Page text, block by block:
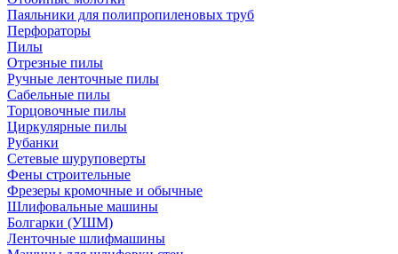
Паяльники для полипропиленовых труб
Перфораторы
Пилы
Отрезные пилы
Ручные ленточные пилы
Сабельные пилы
Торцовочные пилы
Циркулярные пилы
Рубанки
Сетевые шуруповерты
Фены строительные
Фрезеры кромочные и обычные
Шлифовальные машины
Болгарки (УШМ)
Ленточные шлифмашины